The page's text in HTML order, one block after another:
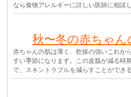
なら食物アレルギーに詳しい医師に相談
秋〜冬の赤ちゃ
赤ちゃんの肌は薄く、乾燥の強いこれか
すい季節になります。この皮脂が減る時
で、スキントラブルを減らすことができ